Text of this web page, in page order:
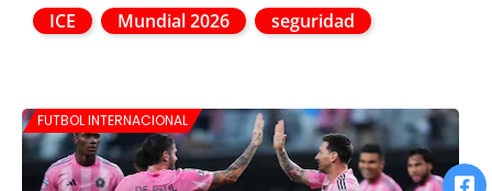
ICE Mundial 2026 seguridad
FUTBOL INTERNACIONAL